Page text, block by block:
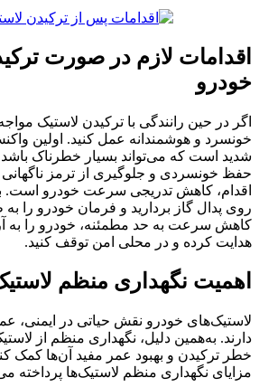
اقدامات لازم در صورت
خودرو
اگر در حین رانندگی با ترکیدن لاستیک
خونسرد و هوشمندانه عمل کنید. اولین
شدید است که می‌تواند بسیار خطرناک
حفظ خونسردی و جلوگیری از ترمز
اقدام، کاهش تدریجی سرعت خودرو است.
روی پدال گاز بردارید و فرمان خودرو را
کاهش سرعت به حد مطمئنه، خودرو را به
هدایت کرده و در محلی امن توقف کنید.
اهمیت نگهداری منظم
لاستیک‌های خودرو نقش حیاتی در ایمنی،
دارند. به‌همین دلیل، نگهداری منظم از
خطر ترکیدن و بهبود عمر مفید آن‌ها کمک
مزایای نگهداری منظم لاستیک‌ها پرداخته